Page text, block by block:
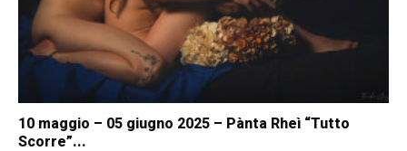
10 maggio – 05 giugno 2025 – Pànta Rheì “Tutto
Scorre”...